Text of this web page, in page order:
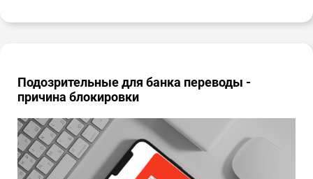
Подозрительные для банка переводы -
причина блокировки